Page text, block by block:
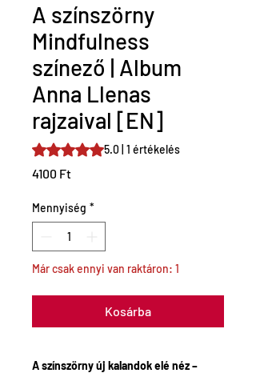
A színszörny
Mindfulness
színező | Album
Anna Llenas
rajzaival [EN]
Rating is 5.0 out of five stars based on 1
5.0 | 1 értékelés
4100 FtÁr
Mennyiség *
Már csak ennyi van raktáron: 1
Kosárba
A színszörny új kalandok elé néz –